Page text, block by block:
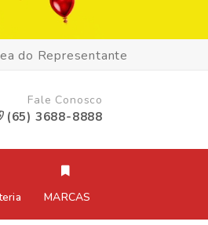
do Representante
Fale Conosco
(65) 3688-8888
MARCAS